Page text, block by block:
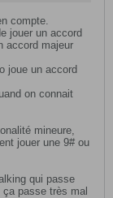
compte.
jouer un accord
accord majeur
joue un accord
on connait
mineure,
jouer une 9# ou
qui passe
passe très mal